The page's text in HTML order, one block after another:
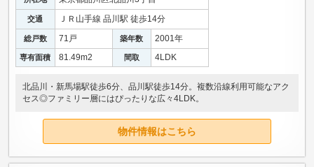
交通 ＪＲ山手線 品川駅 徒歩14分
総戸数 71戸 築年数 2001年
専有面積 81.49m2 間取 4LDK
北品川・新馬場駅徒歩6分、品川駅徒歩14分。複数沿線利用可能なアク
セス◎ファミリー層にはぴったりな広々4LDK。
物件情報はこちら